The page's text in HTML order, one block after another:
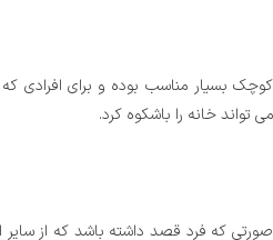
بسیار مناسب بوده و برای افرادی
خانه را باشکوه کرد.
که فرد قصد داشته باشد که از سایر